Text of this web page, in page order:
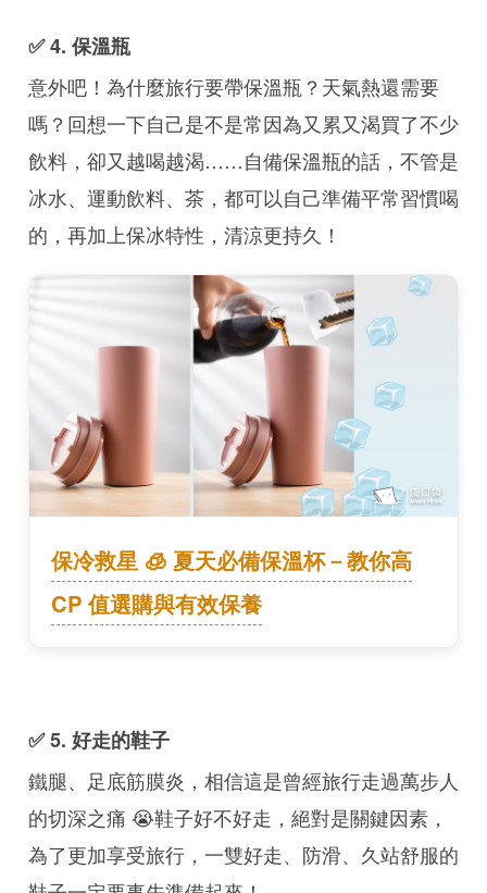
✅ 4. 保溫瓶
意外吧！為什麼旅行要帶保溫瓶？天氣熱還需要
嗎？回想一下自己是不是常因為又累又渴買了不少
飲料，卻又越喝越渴……自備保溫瓶的話，不管是
冰水、運動飲料、茶，都可以自己準備平常習慣喝
的，再加上保冰特性，清涼更持久！
保冷救星 🧊 夏天必備保溫杯－教你高
CP 值選購與有效保養
✅ 5. 好走的鞋子
鐵腿、足底筋膜炎，相信這是曾經旅行走過萬步人
的切深之痛 😭鞋子好不好走，絕對是關鍵因素，
為了更加享受旅行，一雙好走、防滑、久站舒服的